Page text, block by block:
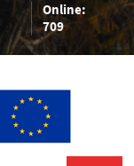
Online:
709